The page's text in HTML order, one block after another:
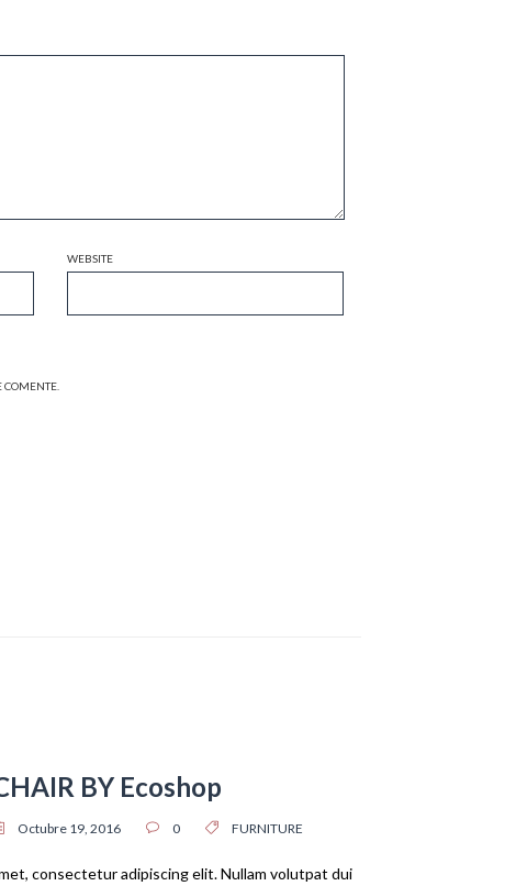
WEBSITE
BY Ecoshop
Octubre 19, 2016 0 FURNITURE
consectetur adipiscing elit. Nullam volutpat dui